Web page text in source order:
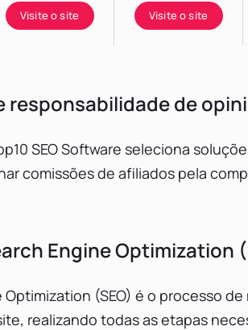
Visite o site Visite o site
responsabilidade de
SEO Software seleciona
comissões de afiliados pela
Engine Optimization
Optimization (SEO) é o processo
realizando todas as etapas